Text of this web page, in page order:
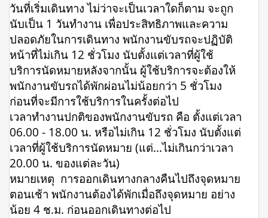
วันที่เริ่มเดินทาง ไม่ว่าจะเป็นเวลาใดก็ตาม จะถูก
นับเป็น 1 วันทำงาน เพื่อประสิทธิภาพและความ
ปลอดภัยในการเดินทาง พนักงานขับรถจะปฏิบัติ
หน้าที่ไม่เกิน 12 ชั่วโมง นับตั้งแต่เวลาที่ผู้ใช้
บริการนัดหมายหลังจากนั้น ผู้ใช้บริการจะต้องให้
พนักงานขับรถได้พักผ่อนไม่น้อยกว่า 5 ชั่วโมง
ก่อนที่จะมีการใช้บริการในครั้งต่อไป
เวลาทำงานปกติของพนักงานขับรถ คือ ตั้งแต่เวลา
06.00 - 18.00 น. หรือไม่เกิน 12 ชั่วโมง นับตั้งแต่
เวลาที่ผู้ใช้บริการนัดหมาย (แต่...ไม่เกินกว่าเวลา
20.00 น. ของแต่ละวัน)
หมายเหตุ การออกเดินทางกลางคืนไปถึงจุดหมาย
ตอนเช้า พนักงานต้องได้พักเมื่อถึงจุดหมาย อย่าง
น้อย 4 ช.ม. ก่อนออกเดินทางต่อไป